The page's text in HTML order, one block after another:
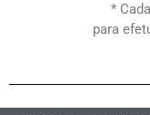
*
para